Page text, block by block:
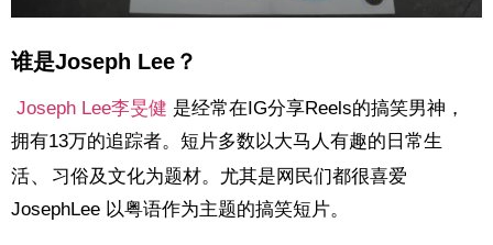
谁是Joseph Lee？
Joseph Lee李旻健 是经常在IG分享Reels的搞笑男神，
拥有13万的追踪者。短片多数以大马人有趣的日常生
活、 习俗及文化为题材。尤其是网民们都很喜爱
JosephLee 以粤语作为主题的搞笑短片。